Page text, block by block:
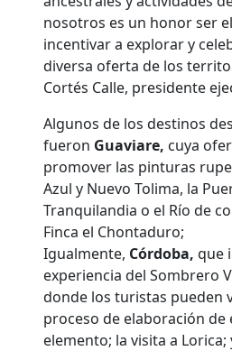
nosotros es un honor ser
incentivar a explorar y
diversa oferta de los
Cortés Calle, presidente
Algunos de los destinos
fueron Guaviare, cuya
promover las pinturas
Azul y Nuevo Tolima, la
Tranquilandia o el Río de
Finca el Chontaduro;
Igualmente, Córdoba, que
experiencia del Sombrero
donde los turistas pueden
proceso de elaboración de
elemento; la visita a Lorica;